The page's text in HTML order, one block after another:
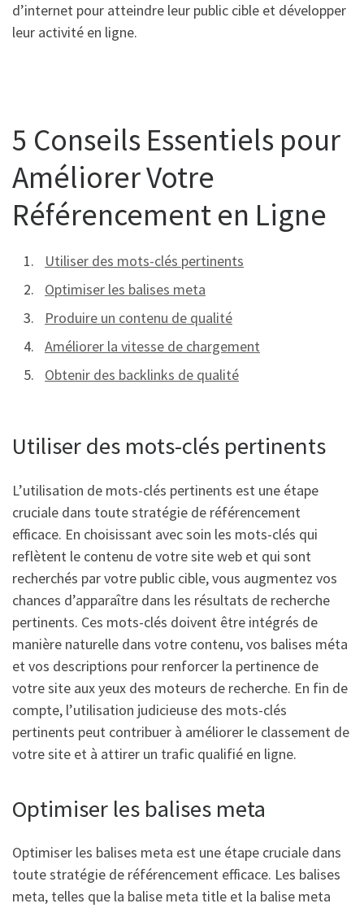
d’internet pour atteindre leur public cible et développer
leur activité en ligne.
5 Conseils Essentiels pour
Améliorer Votre
Référencement en Ligne
Utiliser des mots-clés pertinents
Optimiser les balises meta
Produire un contenu de qualité
Améliorer la vitesse de chargement
Obtenir des backlinks de qualité
Utiliser des mots-clés pertinents
L’utilisation de mots-clés pertinents est une étape
cruciale dans toute stratégie de référencement
efficace. En choisissant avec soin les mots-clés qui
reflètent le contenu de votre site web et qui sont
recherchés par votre public cible, vous augmentez vos
chances d’apparaître dans les résultats de recherche
pertinents. Ces mots-clés doivent être intégrés de
manière naturelle dans votre contenu, vos balises méta
et vos descriptions pour renforcer la pertinence de
votre site aux yeux des moteurs de recherche. En fin de
compte, l’utilisation judicieuse des mots-clés
pertinents peut contribuer à améliorer le classement de
votre site et à attirer un trafic qualifié en ligne.
Optimiser les balises meta
Optimiser les balises meta est une étape cruciale dans
toute stratégie de référencement efficace. Les balises
meta, telles que la balise meta title et la balise meta